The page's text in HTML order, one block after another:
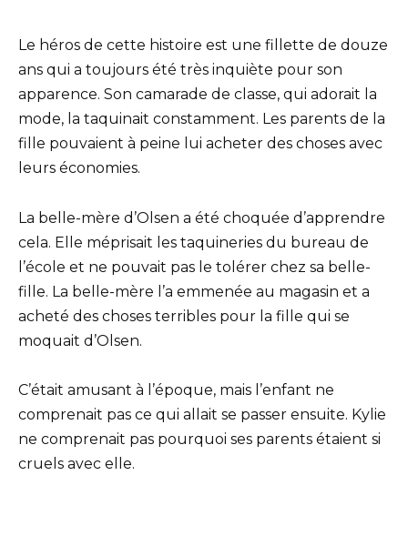
Le héros de cette histoire est une fillette de douze
ans qui a toujours été très inquiète pour son
apparence. Son camarade de classe, qui adorait la
mode, la taquinait constamment. Les parents de la
fille pouvaient à peine lui acheter des choses avec
leurs économies.
La belle-mère d’Olsen a été choquée d’apprendre
cela. Elle méprisait les taquineries du bureau de
l’école et ne pouvait pas le tolérer chez sa belle-
fille. La belle-mère l’a emmenée au magasin et a
acheté des choses terribles pour la fille qui se
moquait d’Olsen.
C’était amusant à l’époque, mais l’enfant ne
comprenait pas ce qui allait se passer ensuite. Kylie
ne comprenait pas pourquoi ses parents étaient si
cruels avec elle.